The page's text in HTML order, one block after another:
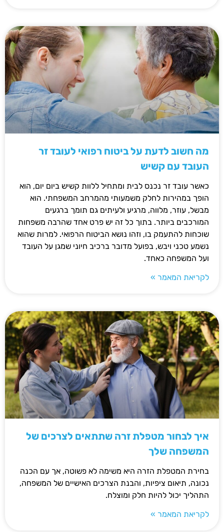
מה חשוב לדעת על ביטוח רפואי לעובד זר
העובד עם קשיש
כאשר עובד זר נכנס לבית ומתחיל ללוות קשיש ביום יום, הוא
הופך במהירות לחלק משמעותי מהמרחב המשפחתי. הוא
מבשל, עוזר, מלווה, מרגיע ולעיתים גם תומך ברגעים
המורכבים ביותר. בתוך כל זה יש פרט אחד שהרבה משפחות
שוכחות להתעמק בו, וזהו נושא הביטוח הרפואי. למרות שהוא
נשמע טכני ויבש, בפועל מדובר ברכיב חיוני שמגן על העובד
ועל המשפחה כאחד.
לקריאת המאמר »
איך לבחור מטפלת זרה שתתאים לצרכים של
המשפחה שלך
בחירת המטפלת הזרה היא משימה לא פשוטה, אך עם הכנה
נכונה, תיאום ציפיות, והבנת הצרכים האישיים של המשפחה,
התהליך יכול להיות חלק ומוצלח.
לקריאת המאמר »